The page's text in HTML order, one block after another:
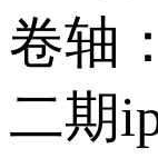
卷轴
二期